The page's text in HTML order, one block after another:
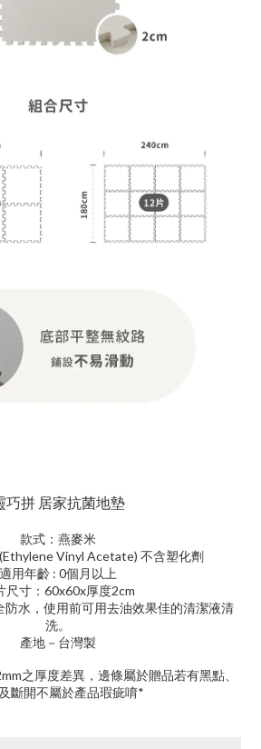
巧拼 居家抗菌地墊
款式：燕麥米
Vinyl Acetate) 不含塑化劑
適用年齡 : 0個月以上
尺寸：60x60x厚度2cm
防水，使用前可用去油效果佳的清潔液清
洗。
產地－台灣製
之厚度差異，邊條屬於贈品若有黑點、
斷開不屬於產品瑕疵唷*